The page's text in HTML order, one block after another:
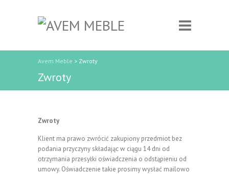
Avem Meble > Zwroty
Zwroty
Zwroty
Klient ma prawo zwrócić zakupiony przedmiot bez
podania przyczyny składając w ciągu 14 dni od
otrzymania przesyłki oświadczenia o odstąpieniu od
umowy. Oświadczenie takie prosimy wysłać mailowo